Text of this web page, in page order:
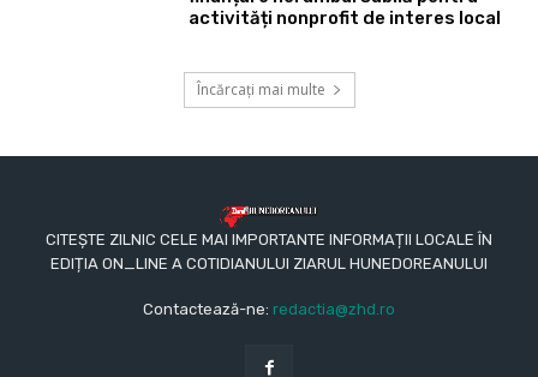
activități nonprofit de interes local
Încărcați mai multe
CITEȘTE ZILNIC CELE MAI IMPORTANTE INFORMAȚII LOCALE ÎN
EDIȚIA ON_LINE A COTIDIANULUI ZIARUL HUNEDOREANULUI
Contactează-ne: redactia@zhd.ro